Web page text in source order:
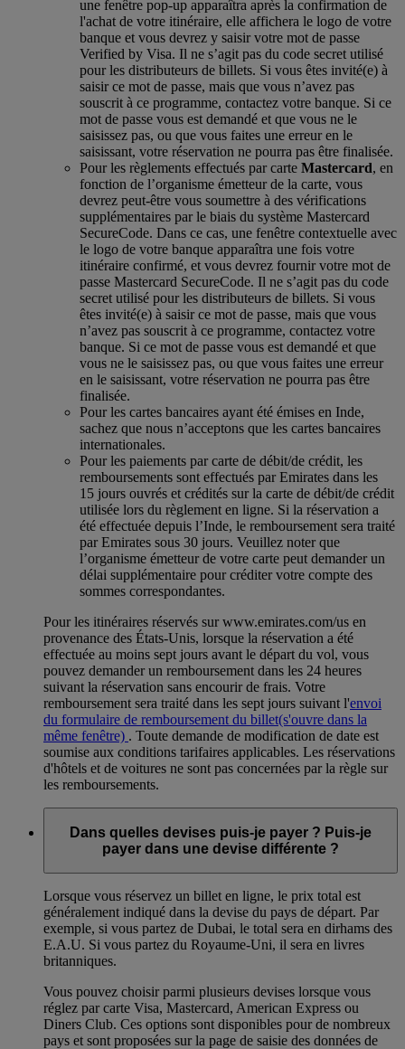
une fenêtre pop-up apparaîtra après la confirmation de
l'achat de votre itinéraire, elle affichera le logo de votre
banque et vous devrez y saisir votre mot de passe
Verified by Visa. Il ne s’agit pas du code secret utilisé
pour les distributeurs de billets. Si vous êtes invité(e) à
saisir ce mot de passe, mais que vous n’avez pas
souscrit à ce programme, contactez votre banque. Si ce
mot de passe vous est demandé et que vous ne le
saisissez pas, ou que vous faites une erreur en le
saisissant, votre réservation ne pourra pas être finalisée.
Pour les règlements effectués par carte Mastercard, en
fonction de l’organisme émetteur de la carte, vous
devrez peut-être vous soumettre à des vérifications
supplémentaires par le biais du système Mastercard
SecureCode. Dans ce cas, une fenêtre contextuelle avec
le logo de votre banque apparaîtra une fois votre
itinéraire confirmé, et vous devrez fournir votre mot de
passe Mastercard SecureCode. Il ne s’agit pas du code
secret utilisé pour les distributeurs de billets. Si vous
êtes invité(e) à saisir ce mot de passe, mais que vous
n’avez pas souscrit à ce programme, contactez votre
banque. Si ce mot de passe vous est demandé et que
vous ne le saisissez pas, ou que vous faites une erreur
en le saisissant, votre réservation ne pourra pas être
finalisée.
Pour les cartes bancaires ayant été émises en Inde,
sachez que nous n’acceptons que les cartes bancaires
internationales.
Pour les paiements par carte de débit/de crédit, les
remboursements sont effectués par Emirates dans les
15 jours ouvrés et crédités sur la carte de débit/de crédit
utilisée lors du règlement en ligne. Si la réservation a
été effectuée depuis l’Inde, le remboursement sera traité
par Emirates sous 30 jours. Veuillez noter que
l’organisme émetteur de votre carte peut demander un
délai supplémentaire pour créditer votre compte des
sommes correspondantes.
Pour les itinéraires réservés sur www.emirates.com/us en
provenance des États-Unis, lorsque la réservation a été
effectuée au moins sept jours avant le départ du vol, vous
pouvez demander un remboursement dans les 24 heures
suivant la réservation sans encourir de frais. Votre
remboursement sera traité dans les sept jours suivant l'envoi
du formulaire de remboursement du billet(s'ouvre dans la
même fenêtre) . Toute demande de modification de date est
soumise aux conditions tarifaires applicables. Les réservations
d'hôtels et de voitures ne sont pas concernées par la règle sur
les remboursements.
Dans quelles devises puis-je payer ? Puis-je
payer dans une devise différente ?
Lorsque vous réservez un billet en ligne, le prix total est
généralement indiqué dans la devise du pays de départ. Par
exemple, si vous partez de Dubai, le total sera en dirhams des
E.A.U. Si vous partez du Royaume-Uni, il sera en livres
britanniques.
Vous pouvez choisir parmi plusieurs devises lorsque vous
réglez par carte Visa, Mastercard, American Express ou
Diners Club. Ces options sont disponibles pour de nombreux
pays et sont proposées sur la page de saisie des données de